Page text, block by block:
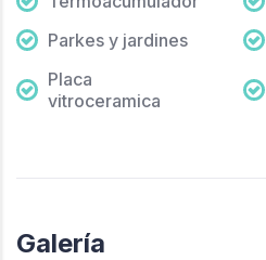
Parkes y jardines
Placa
vitroceramica
Galería